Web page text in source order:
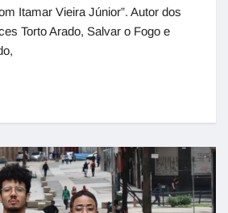
Itamar Vieira Júnior”. Autor dos
Torto Arado, Salvar o Fogo e